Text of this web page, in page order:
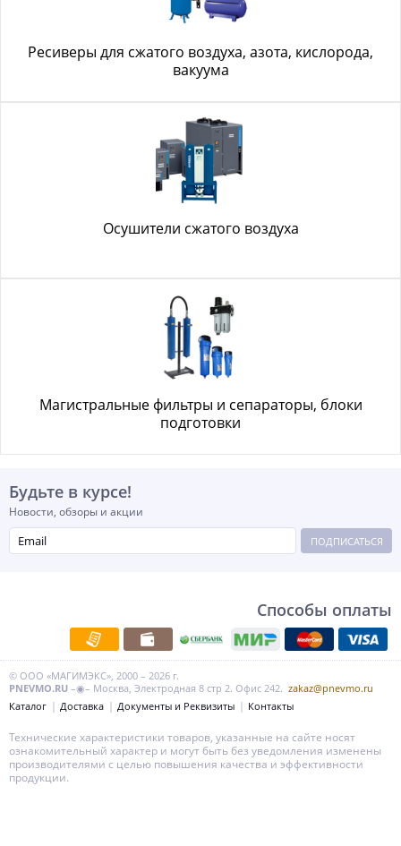
Ресиверы для сжатого воздуха, азота, кислорода,
вакуума
Осушители сжатого воздуха
Магистральные фильтры и сепараторы, блоки
подготовки
Будьте в курсе!
Новости, обзоры и акции
ПОДПИСАТЬСЯ
Способы оплаты
© ООО «МАГИМЭКС», 2000 – 2026 г.
PNEVMO.RU –◉– Москва, Электродная 8 стр 2. Офис 242. zakaz@pnevmo.ru
Каталог
Доставка Документы и Реквизиты Контакты
Технические характеристики товаров, указанные на сайте носят
ознакомительный характер и могут быть без уведомления изменены
производителями с целью повышения качества и эффективности
продукции.